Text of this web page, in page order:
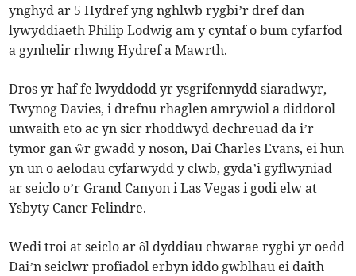
ynghyd ar 5 Hydref yng nghlwb rygbi’r dref dan
lywyddiaeth Philip Lodwig am y cyntaf o bum cyfarfod
a gynhelir rhwng Hydref a Mawrth.
Dros yr haf fe lwyddodd yr ysgrifennydd siaradwyr,
Twynog Davies, i drefnu rhaglen amrywiol a diddorol
unwaith eto ac yn sicr rhoddwyd dechreuad da i’r
tymor gan ŵr gwadd y noson, Dai Charles Evans, ei hun
yn un o aelodau cyfarwydd y clwb, gyda’i gyflwyniad
ar seiclo o’r Grand Canyon i Las Vegas i godi elw at
Ysbyty Cancr Felindre.
Wedi troi at seiclo ar ôl dyddiau chwarae rygbi yr oedd
Dai’n seiclwr profiadol erbyn iddo gwblhau ei daith